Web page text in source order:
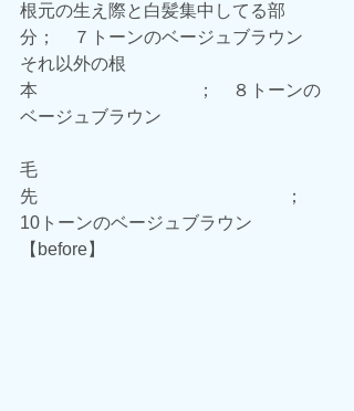
根元の生え際と白髪集中してる部
分；　７トーンのベージュブラウン
それ以外の根
本　　　　　　　　　；　８トーンの
ベージュブラウン
毛
先　　　　　　　　　　　　　　；
10トーンのベージュブラウン
【before】